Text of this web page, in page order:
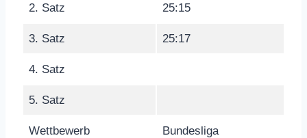
2. Satz 25:15
3. Satz 25:17
4. Satz
5. Satz
Wettbewerb Bundesliga